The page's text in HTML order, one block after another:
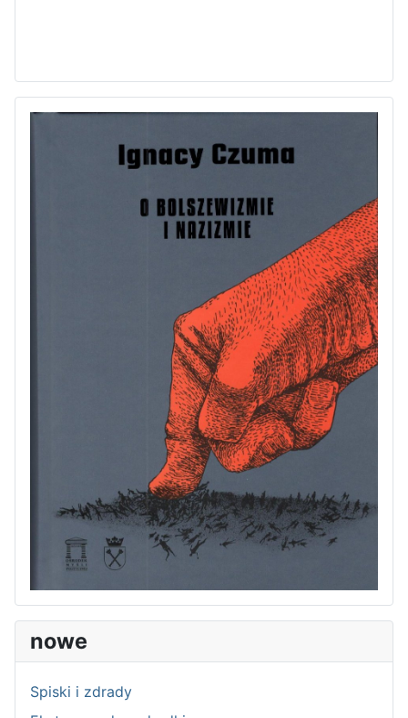
nowe
Spiski i zdrady